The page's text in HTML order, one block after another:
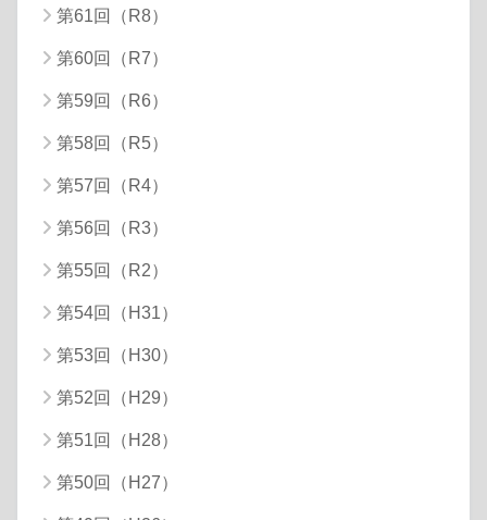
第61回（R8）
第60回（R7）
第59回（R6）
第58回（R5）
第57回（R4）
第56回（R3）
第55回（R2）
第54回（H31）
第53回（H30）
第52回（H29）
第51回（H28）
第50回（H27）